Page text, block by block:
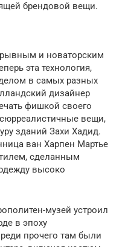
брендовой вещи.
и новаторским
эта технология,
в самых разных
дизайнер
фишкой своего
вещи,
зданий Захи Хадид.
ван Харпен Мартье
сделанным
высоко
музей устроил
в эпоху
прочего там были